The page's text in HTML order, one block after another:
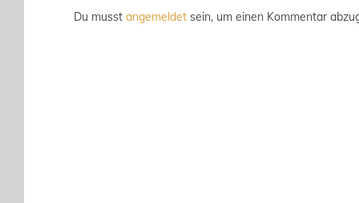
Du musst angemeldet sein, um einen Kommentar